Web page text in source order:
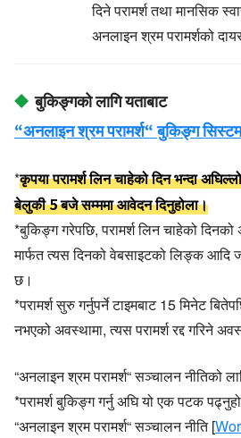
दिने परामर्श तथा मानसिक
अनलाइन श्रम परामर्शको
बुकिङ्गको लागि यताबाट
“अनलाइन श्रम परामर्श“ बुकिङ्ग
*कृपया परामर्श लिन चाहेको दिन भन्दा
बेलुकी 5 बजे सम्ममा आवेदन दिनुहोला।
*बुकिङ्ग गरेपछि, परामर्श लिन चाहेको
मार्फत त्यस दिनको वेबसाइटको लिङ्क आदि
छ।
*परामर्श सुरु गर्नुपर्ने टाइमबाट 15 मिनेट
नभएको अवस्थामा, त्यस परामर्श रद्द गरिने
“अनलाइन श्रम परामर्श“ सञ्चालन नीतिको
*परामर्श बुकिङ्ग गर्नु अघि यो एक पटक
“अनलाइन श्रम परामर्श“ सञ्चालन नीति [